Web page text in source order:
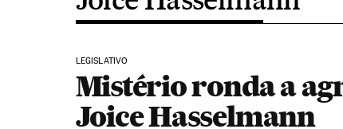
LEGISLATIVO
Mistério ronda a
Joice Hasselmann